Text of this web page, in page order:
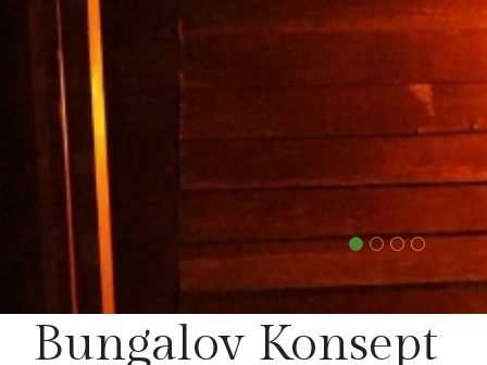
Bungalov Konsept